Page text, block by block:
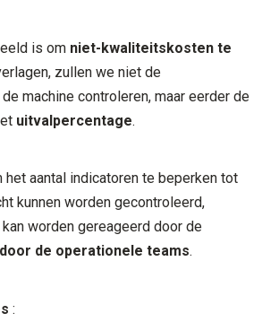
is om niet-kwaliteitskosten te
zullen we niet de
machine controleren, maar eerder de
uitvalpercentage.
aantal indicatoren te beperken tot
kunnen worden gecontroleerd,
worden gereageerd door de
door de operationele teams.
: